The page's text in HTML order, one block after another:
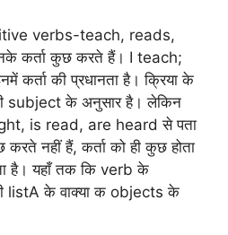
verbs-teach, reads,
कर्ता कुछ करते हैं। I teach;
कर्ता की प्रधानता है। क्रिया के
subject के अनुसार है। लेकिन
is read, are heard से पता
नहीं हैं, कर्ता को ही कुछ होता
है। यहाँ तक कि verb के
listA के वाक्या क objects के